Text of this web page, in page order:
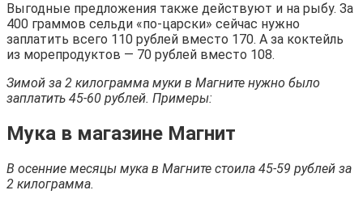
Выгодные предложения также действуют и на рыбу. За
400 граммов сельди «по-царски» сейчас нужно
заплатить всего 110 рублей вместо 170. А за коктейль
из морепродуктов — 70 рублей вместо 108.
Зимой за 2 килограмма муки в Магните нужно было
заплатить 45-60 рублей. Примеры:
Мука в магазине Магнит
В осенние месяцы мука в Магните стоила 45-59 рублей за
2 килограмма.